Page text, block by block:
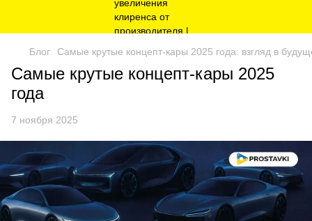
Блог Самые крутые концепт-кары 2025 года: взгляд в
Самые крутые концепт-кары 2025
года
7 ноября 2025